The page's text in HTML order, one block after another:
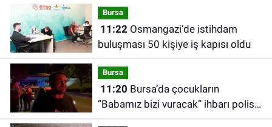
Bursa
11:22Osmangazi’de istihdam
buluşması 50 kişiye iş kapısı oldu
Bursa
11:20
“Babamız bizi vuracak” ihbarı polisi
harekete geçirdi